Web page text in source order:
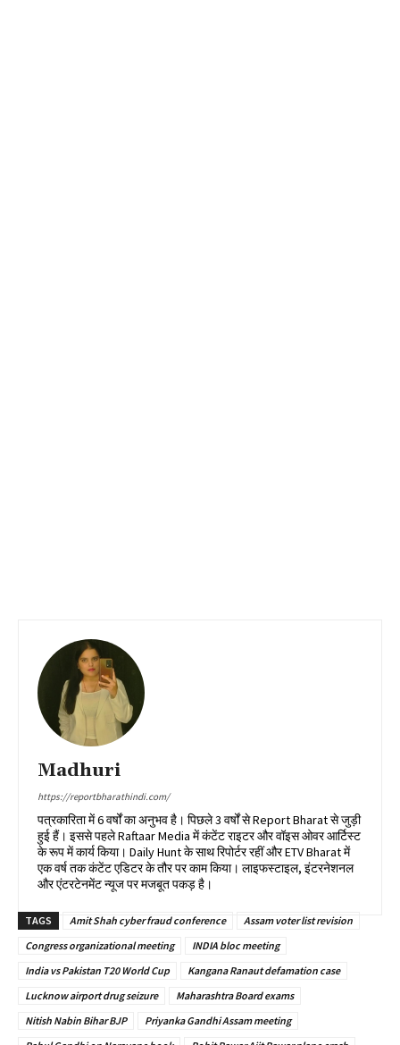
Madhuri
https://reportbharathindi.com/
पत्रकारिता में 6 वर्षों का अनुभव है। पिछले 3 वर्षों से Report Bharat से जुड़ी
हुई हैं। इससे पहले Raftaar Media में कंटेंट राइटर और वॉइस ओवर आर्टिस्ट
के रूप में कार्य किया। Daily Hunt के साथ रिपोर्टर रहीं और ETV Bharat में
एक वर्ष तक कंटेंट एडिटर के तौर पर काम किया। लाइफस्टाइल, इंटरनेशनल
और एंटरटेनमेंट न्यूज पर मजबूत पकड़ है।
TAGS Amit Shah cyber fraud conference
Assam voter list revision
Congress organizational meeting
INDIA bloc meeting
India vs Pakistan T20 World Cup
Kangana Ranaut defamation case
Lucknow airport drug seizure
Maharashtra Board exams
Nitish Nabin Bihar BJP
Priyanka Gandhi Assam meeting